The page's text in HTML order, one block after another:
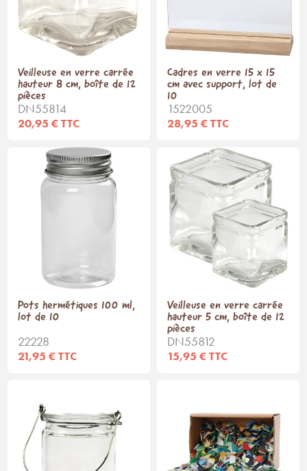
Veilleuse en verre carrée
hauteur 8 cm, boîte de 12
pièces
DN55814
20,95 € TTC
Cadres en verre 15 x 15
cm avec support, lot de
10
1522005
28,95 € TTC
Pots hermétiques 100 ml,
lot de 10
22228
21,95 € TTC
Veilleuse en verre carrée
hauteur 5 cm, boîte de 12
pièces
DN55812
15,95 € TTC